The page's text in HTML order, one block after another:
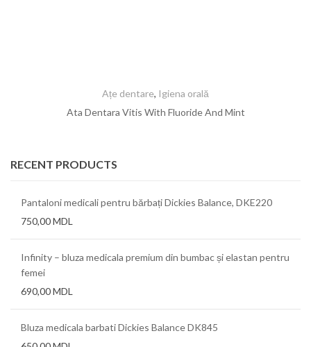
Ațe dentare, Igiena orală
Ata Dentara Vitis With Fluoride And Mint
RECENT PRODUCTS
Pantaloni medicali pentru bărbați Dickies Balance, DKE220
750,00MDL
Infinity – bluza medicala premium din bumbac și elastan pentru
femei
690,00MDL
Bluza medicala barbati Dickies Balance DK845